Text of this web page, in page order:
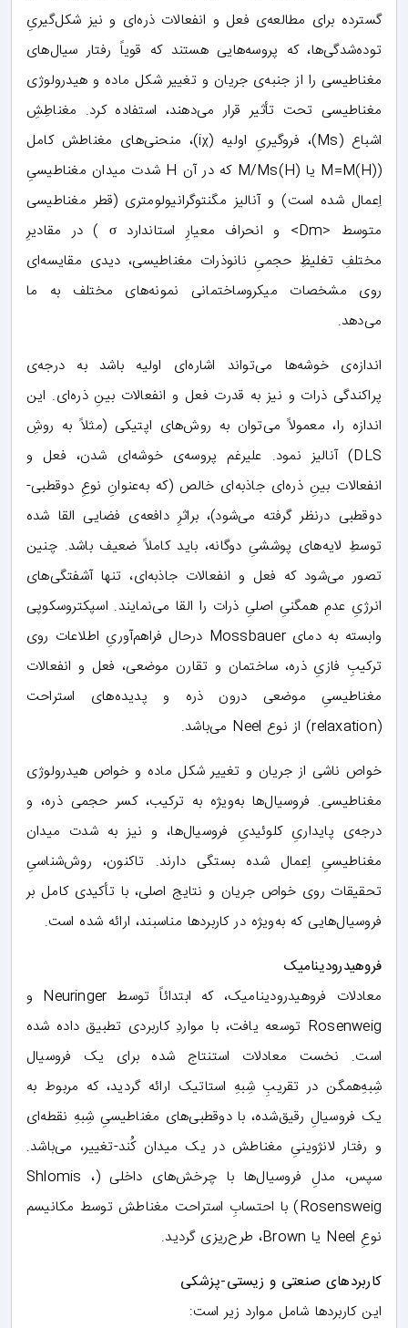
گسترده برای مطالعه‌ی فعل و انفعالات ذره‌ای و نیز شکل‌گیریِ
توده‌شدگی‌ها، که پروسه‌هایی هستند که قویاً رفتار سیال‌های
مغناطیسی را از جنبه‌ی جریان و تغییر شکل ماده و هیدرولوژی
مغناطیسی تحت تأثیر قرار می‌دهند، استفاده کرد. مغناطِشِ
اشباع (Ms)، فروگیریِ اولیه (iχ)، منحنی‌های مغناطش کامل
(M=M(H) یا M/Ms(H) که در آن H شدت میدان مغناطیسیِ
اِعمال شده است) و آنالیز مگنتوگرانیولومتری (قطر مغناطیسی
متوسط <Dm> و انحراف معیارِ استاندارد σ ) در مقادیرِ
مختلفِ تغلیظِ حجمیِ نانوذرات مغناطیسی، دیدی مقایسه‌ای
روی مشخصات میکروساختمانی نمونه‌های مختلف به ما
می‌دهد.
اندازه‌ی خوشه‌ها می‌تواند اشاره‌ای اولیه باشد به درجه‌ی
پراکندگی ذرات و نیز به قدرت فعل و انفعالات بینِ ذره‌ای. این
اندازه را، معمولاً می‌توان به روش‌های اپتیکی (مثلاً به روشِ
DLS) آنالیز نمود. علیرغم پروسه‌ی خوشه‌ای شدن، فعل و
انفعالات بینِ ذره‌ای جاذبه‌ای خالص (که به‌عنوانِ نوعِ دوقطبی-
دوقطبی درنظر گرفته می‌شود)، براثرِ دافعه‌ی فضایی القا شده
توسطِ لایه‌های پوششیِ دوگانه، باید کاملاً ضعیف باشد. چنین
تصور می‌شود که فعل و انفعالات جاذبه‌ای، تنها آشفتگی‌های
انرژیِ عدمِ همگنیِ اصلیِ ذرات را القا می‌نمایند. اسپکتروسکوپی
وابسته به دمای Mossbauer درحال فراهم‌آوریِ اطلاعات روی
ترکیبِ فازیِ ذره، ساختمان و تقارن موضعی، فعل و انفعالات
مغناطیسیِ موضعی درون ذره و پدیده‌های استراحت
(relaxation) از نوع Neel می‌باشد.
خواص ناشی از جریان و تغییر شکل ماده و خواص هیدرولوژی
مغناطیسی. فروسیال‌ها به‌ویژه به ترکیب، کسر حجمی ذره، و
درجه‌ی پایداریِ کلوئیدیِ فروسیال‌ها، و نیز به شدت میدان
مغناطیسیِ اِعمال شده بستگی دارند. تاکنون، روش‌شناسیِ
تحقیقات روی خواص جریان و نتایج اصلی، با تأکیدی کامل بر
فروسیال‌هایی که به‌ویژه در کاربردها مناسبند، ارائه شده است.
فروهیدرودینامیک
معادلات فروهیدرودینامیک، که ابتدائاً توسط Neuringer و
Rosenweig توسعه یافت، با مواردِ کاربردی تطبیق داده شده
است. نخست معادلات استنتاج شده برای یک فروسیال
شِبهِ‌همگن در تقریبِ شِبهِ استاتیک ارائه گردید، که مربوط به
یک فروسیالِ رقیق‌شده، با دوقطبی‌های مغناطیسیِ شِبهِ نقطه‌ای
و رفتار لانژوینیِ مغناطش در یک میدان کُند-تغییر، می‌باشد.
سپس، مدلِ فروسیال‌ها با چرخش‌های داخلی (Shlomis ،
Rosensweig) با احتسابِ استراحت مغناطش توسط مکانیسم
نوعِ Neel یا Brown، طرح‌ریزی گردید.
کاربردهای صنعتی و زیستی-پزشکی
این کاربردها شامل موارد زیر است: